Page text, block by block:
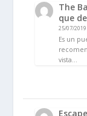
The
que
25/07/2019
Es un
vista…